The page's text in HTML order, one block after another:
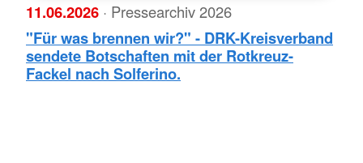
11.06.2026 · Pressearchiv 2026
"Für was brennen wir?" - DRK-Kreisverband
sendete Botschaften mit der Rotkreuz-
Fackel nach Solferino.